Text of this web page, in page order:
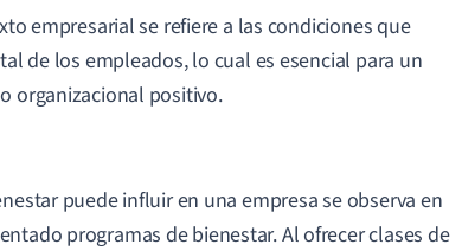
empresarial se refiere a las condiciones que
de los empleados, lo cual es esencial para un
organizacional positivo.
puede influir en una empresa se observa en
programas de bienestar. Al ofrecer clases de